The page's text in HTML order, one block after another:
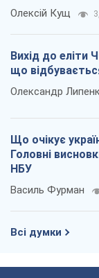
Олексій Кущ
Вихід до еліти
що
Олександр
Що очікує
Головні
НБУ
Василь Фурман
Всі думки